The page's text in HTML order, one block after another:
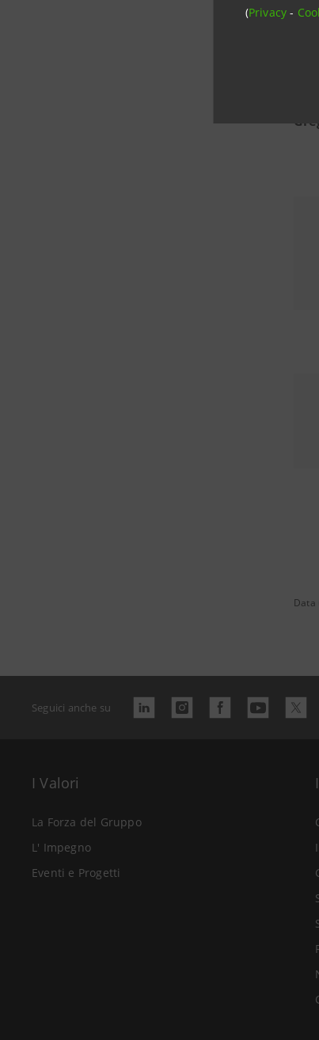
(Privacy-
Data
Seguici anche su
I Valori
La Forza del Gruppo
L' Impegno
Eventi e Progetti